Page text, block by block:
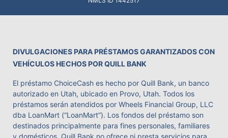
DIVULGACIONES PARA PRÉSTAMOS GARANTIZADOS CON
VEHÍCULOS HECHOS POR QUILL BANK
El préstamo ChoiceCash es hecho por Quill Bank, un banco
autorizado en Utah, ubicado en Provo, Utah. Todos los
préstamos serán atendidos por Wheels Financial Group, LLC
dba LoanMart (“LoanMart”). Los fondos del préstamo son
destinados principalmente para fines personales, familiares
y domésticos. Quill Bank no ofrece ni presta servicios para